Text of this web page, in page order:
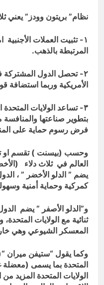
نظام” بريتون وودز” يعني
١- تثبيت العملات الأجنبية
المرتبطة بالذهب.
٢- تحصل الدول المشتركة
الأمريكية وربما استضافة
٣- تساعد الولايات
بتطوير صناعتها والمنافسة
فرض رسوم حماية على
وحسب (بيسنت ) تقسم او
العالم في ثلاث دلاء
يضم ” الدلو الأخضر ” ،
كمركية وحماية أمنية
و”الدلو الأصفر ” يضم
ثنائية مع الولايات
المعسكر الشيوعي وهي
وكما يقول “ستيفن ميران
المتحدة بما يسمى
الولايات المتحدة المزيد من